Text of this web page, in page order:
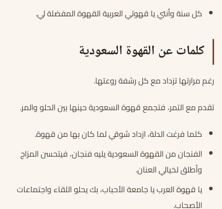
كل سنة وأنتي يا قهوتي العربية القهوة المفضلة لي.
كلمات عن القهوة السعودية
رغم مرارتها تزداد مع كل رشفة روعتها.
تقدم مع التمر، فتجمع قهوة السعودية حينها بين الحلو والمر.
كلما فرغت الدلة، ازداد شوقي لما كان بها من قهوة.
الفنجان من القهوة السعودية يليه فنجان، فيتحسن المزاج
وأطلق لخيالي العنان.
يا قهوة العرب يا جامعة الأحباب، بك يحلو اللقاء واجتماعات
الأصحاب.